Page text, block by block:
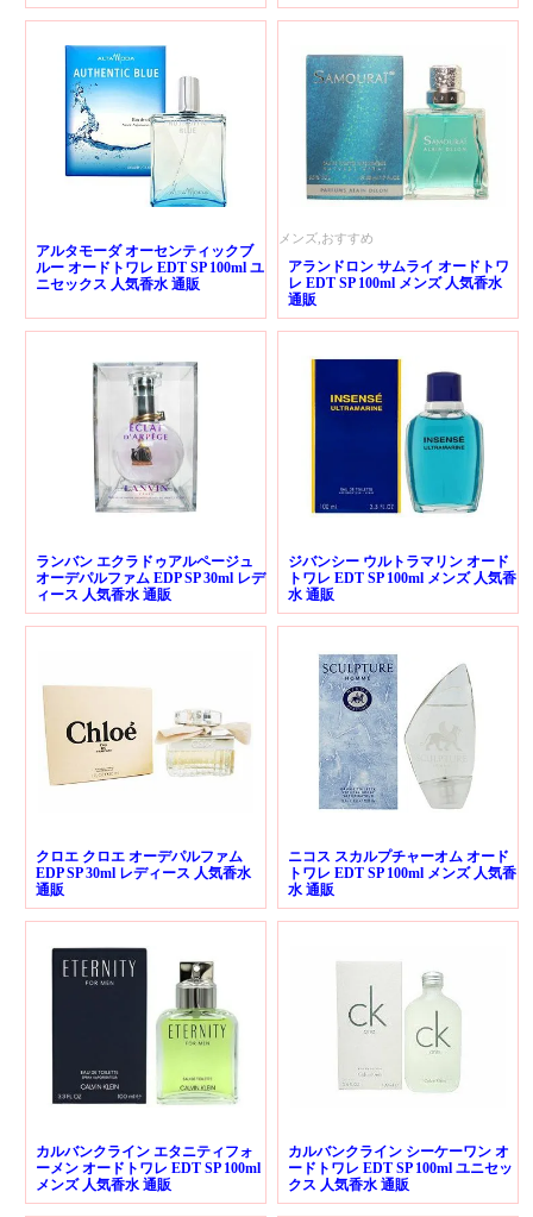
アルタモーダ オーセンティックブ
ルー オードトワレ EDT SP 100ml ユ
ニセックス 人気香水 通販
メンズ,おすすめ
アランドロン サムライ オードトワ
レ EDT SP 100ml メンズ 人気香水
通販
ランバン エクラドゥアルページュ
オーデパルファム EDP SP 30ml レデ
ィース 人気香水 通販
ジバンシー ウルトラマリン オード
トワレ EDT SP 100ml メンズ 人気香
水 通販
クロエ クロエ オーデパルファム
EDP SP 30ml レディース 人気香水
通販
ニコス スカルプチャーオム オード
トワレ EDT SP 100ml メンズ 人気香
水 通販
カルバンクライン エタニティフォ
ーメン オードトワレ EDT SP 100ml
メンズ 人気香水 通販
カルバンクライン シーケーワン オ
ードトワレ EDT SP 100ml ユニセッ
クス 人気香水 通販